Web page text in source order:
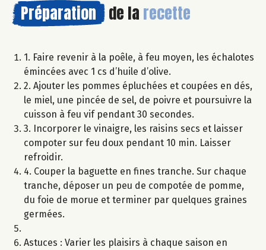
Préparation de la recette
1. Faire revenir à la poêle, à feu moyen, les échalotes
émincées avec 1 cs d’huile d’olive.
2. Ajouter les pommes épluchées et coupées en dés,
le miel, une pincée de sel, de poivre et poursuivre la
cuisson à feu vif pendant 30 secondes.
3. Incorporer le vinaigre, les raisins secs et laisser
compoter sur feu doux pendant 10 min. Laisser
refroidir.
4. Couper la baguette en fines tranche. Sur chaque
tranche, déposer un peu de compotée de pomme,
du foie de morue et terminer par quelques graines
germées.
Astuces : Varier les plaisirs à chaque saison en